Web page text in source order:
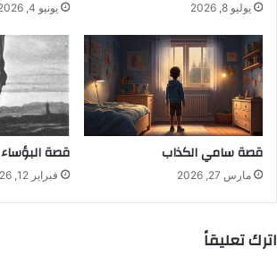
يوليو 8, 2026 يونيو 4, 2026
قصة سامي الكذاب
مارس 27, 2026
قصة البؤساء
فبراير 12, 2026
اترك تعليقاً